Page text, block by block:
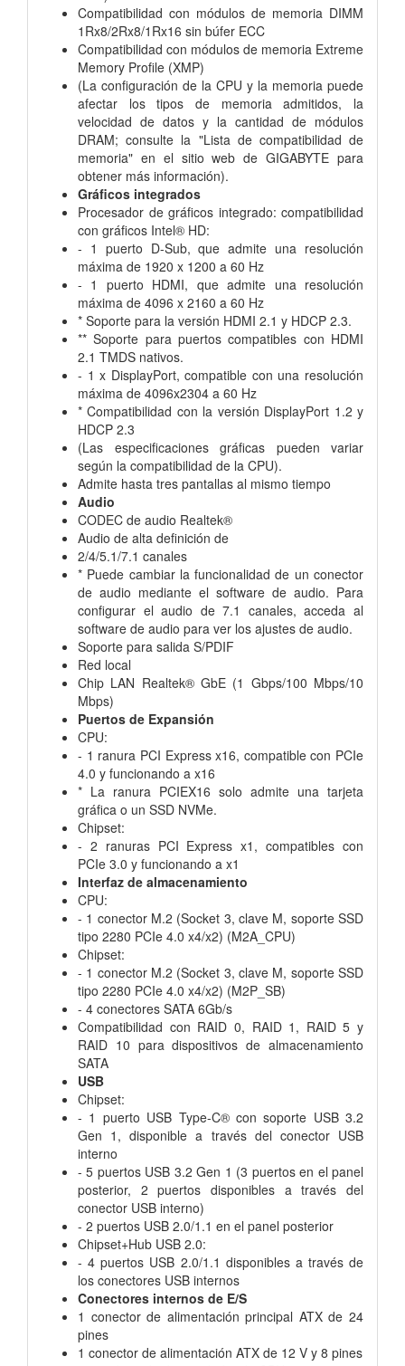
Compatibilidad con módulos de memoria DIMM
1Rx8/2Rx8/1Rx16 sin búfer ECC
Compatibilidad con módulos de memoria Extreme
Memory Profile (XMP)
(La configuración de la CPU y la memoria puede
afectar los tipos de memoria admitidos, la
velocidad de datos y la cantidad de módulos
DRAM; consulte la "Lista de compatibilidad de
memoria" en el sitio web de GIGABYTE para
obtener más información).
Gráficos integrados
Procesador de gráficos integrado: compatibilidad
con gráficos Intel® HD:
- 1 puerto D-Sub, que admite una resolución
máxima de 1920 x 1200 a 60 Hz
- 1 puerto HDMI, que admite una resolución
máxima de 4096 x 2160 a 60 Hz
* Soporte para la versión HDMI 2.1 y HDCP 2.3.
** Soporte para puertos compatibles con HDMI
2.1 TMDS nativos.
- 1 x DisplayPort, compatible con una resolución
máxima de 4096x2304 a 60 Hz
* Compatibilidad con la versión DisplayPort 1.2 y
HDCP 2.3
(Las especificaciones gráficas pueden variar
según la compatibilidad de la CPU).
Admite hasta tres pantallas al mismo tiempo
Audio
CODEC de audio Realtek®
Audio de alta definición de
2/4/5.1/7.1 canales
* Puede cambiar la funcionalidad de un conector
de audio mediante el software de audio. Para
configurar el audio de 7.1 canales, acceda al
software de audio para ver los ajustes de audio.
Soporte para salida S/PDIF
Red local
Chip LAN Realtek® GbE (1 Gbps/100 Mbps/10
Mbps)
Puertos de Expansión
CPU:
- 1 ranura PCI Express x16, compatible con PCIe
4.0 y funcionando a x16
* La ranura PCIEX16 solo admite una tarjeta
gráfica o un SSD NVMe.
Chipset:
- 2 ranuras PCI Express x1, compatibles con
PCIe 3.0 y funcionando a x1
Interfaz de almacenamiento
CPU:
- 1 conector M.2 (Socket 3, clave M, soporte SSD
tipo 2280 PCIe 4.0 x4/x2) (M2A_CPU)
Chipset:
- 1 conector M.2 (Socket 3, clave M, soporte SSD
tipo 2280 PCIe 4.0 x4/x2) (M2P_SB)
- 4 conectores SATA 6Gb/s
Compatibilidad con RAID 0, RAID 1, RAID 5 y
RAID 10 para dispositivos de almacenamiento
SATA
USB
Chipset:
- 1 puerto USB Type-C® con soporte USB 3.2
Gen 1, disponible a través del conector USB
interno
- 5 puertos USB 3.2 Gen 1 (3 puertos en el panel
posterior, 2 puertos disponibles a través del
conector USB interno)
- 2 puertos USB 2.0/1.1 en el panel posterior
Chipset+Hub USB 2.0:
- 4 puertos USB 2.0/1.1 disponibles a través de
los conectores USB internos
Conectores internos de E/S
1 conector de alimentación principal ATX de 24
pines
1 conector de alimentación ATX de 12 V y 8 pines